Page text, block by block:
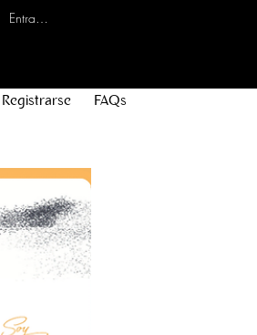
Entrar - Registro
Registrarse FAQs